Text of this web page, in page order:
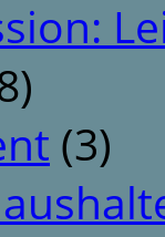
(3)